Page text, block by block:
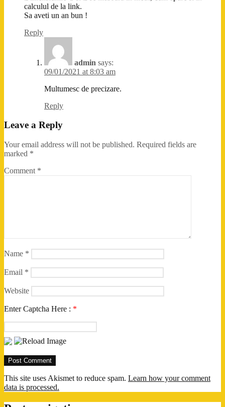
calculul de la link.
Sa aveti un an bun !
Reply
admin says:
09/01/2021 at 8:03 am
Multumesc de precizare.
Reply
Leave a Reply
Your email address will not be published. Required fields are
marked *
Comment *
Name *
Email *
Website
Enter Captcha Here : *
This site uses Akismet to reduce spam. Learn how your comment
data is processed.